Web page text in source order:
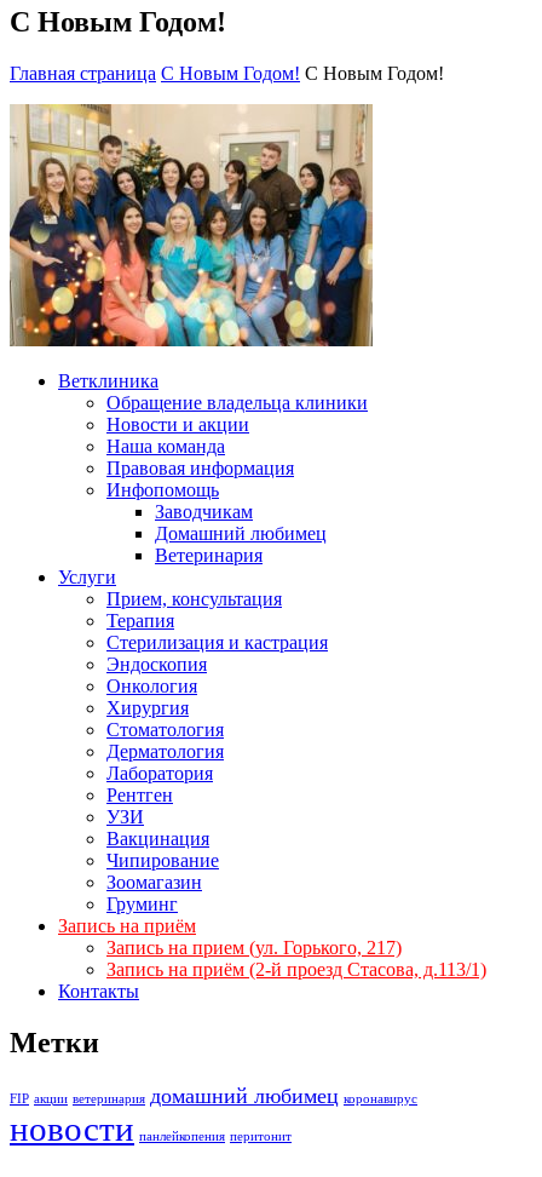
С Новым Годом!
Главная страница С Новым Годом! С Новым Годом!
Ветклиника
Обращение владельца клиники
Новости и акции
Наша команда
Правовая информация
Инфопомощь
Заводчикам
Домашний любимец
Ветеринария
Услуги
Прием, консультация
Терапия
Стерилизация и кастрация
Эндоскопия
Онкология
Хирургия
Стоматология
Дерматология
Лаборатория
Рентген
УЗИ
Вакцинация
Чипирование
Зоомагазин
Груминг
Запись на приём
Запись на прием (ул. Горького, 217)
Запись на приём (2-й проезд Стасова, д.113/1)
Контакты
Метки
FIP акции ветеринария домашний любимец коронавирус
новости панлейкопения перитонит